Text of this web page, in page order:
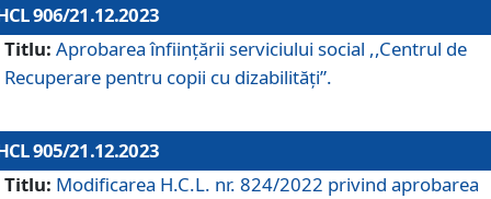
906/21.12.2023
Titlu: Aprobarea înființării serviciului social ,,Centrul de
Recuperare pentru copii cu dizabilități”.
905/21.12.2023
Titlu: Modificarea H.C.L. nr. 824/2022 privind aprobarea